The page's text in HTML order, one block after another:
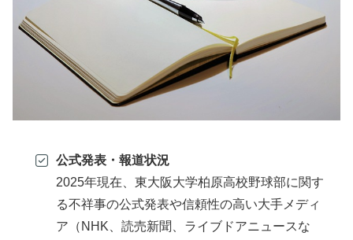
公式発表・報道状況
2025年現在、東大阪大学柏原高校野球部に関す
る不祥事の公式発表や信頼性の高い大手メディ
ア（NHK、読売新聞、ライブドアニュースな